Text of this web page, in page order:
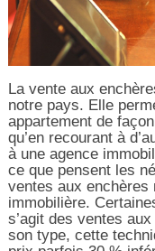
La vente aux
notre pays. Elle
appartement de
qu’en recourant à
à une agence
ce que pensent les
ventes aux enchères
immobilière.
s’agit des ventes
son type, cette